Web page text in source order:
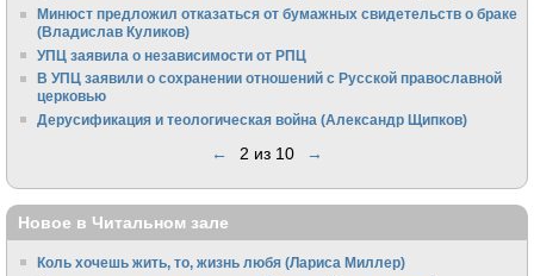
Минюст предложил отказаться от бумажных свидетельств о браке
(Владислав Куликов)
УПЦ заявила о независимости от РПЦ
В УПЦ заявили о сохранении отношений с Русской православной
церковью
Дерусификация и теологическая война (Александр Щипков)
← 2 из 10 →
Новое в Читальном зале
Коль хочешь жить, то, жизнь любя (Лариса Миллер)